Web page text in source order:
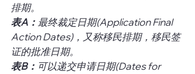
排期。
表A： 最终裁定日期(Application Final
Action Dates)，又称移民排期，移民签
证的批准日期。
表B： 可以递交申请日期(Dates for